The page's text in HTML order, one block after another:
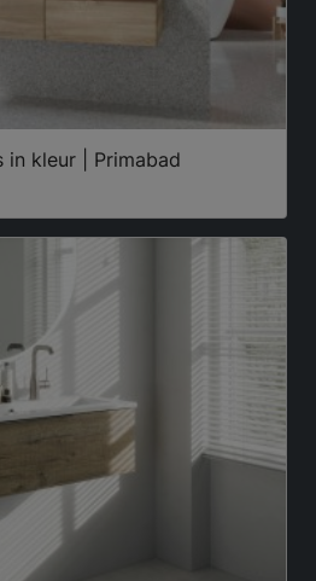
in kleur | Primabad